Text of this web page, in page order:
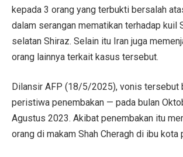
kepada 3 orang yang terbukti bersalah
dalam serangan mematikan terhadap kuil
selatan Shiraz. Selain itu Iran juga
orang lainnya terkait kasus tersebut.
Dilansir AFP (18/5/2025), vonis tersebut
peristiwa penembakan — pada bulan
Agustus 2023. Akibat penembakan itu
orang di makam Shah Cheragh di ibu kota